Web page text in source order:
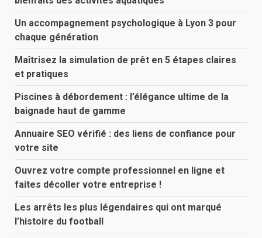
Un accompagnement psychologique à Lyon 3 pour
chaque génération
Maîtrisez la simulation de prêt en 5 étapes claires
et pratiques
Piscines à débordement : l’élégance ultime de la
baignade haut de gamme
Annuaire SEO vérifié : des liens de confiance pour
votre site
Ouvrez votre compte professionnel en ligne et
faites décoller votre entreprise !
Les arrêts les plus légendaires qui ont marqué
l’histoire du football